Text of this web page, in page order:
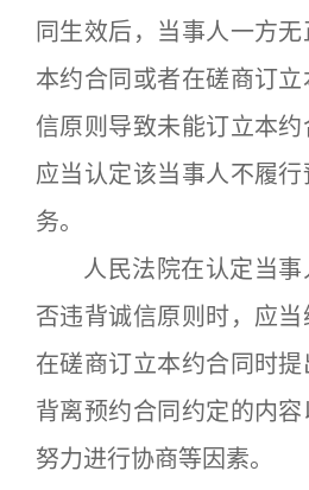
同生效后，当事人一方
本约合同或者在磋商订
信原则导致未能订立本
应当认定该当事人不履
务。
人民法院在认定当事
否违背诚信原则时，应
在磋商订立本约合同时
背离预约合同约定的内
努力进行协商等因素。